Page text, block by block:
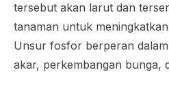
tersebut akan larut dan
tanaman untuk
Unsur fosfor berperan
akar, perkembangan bunga,